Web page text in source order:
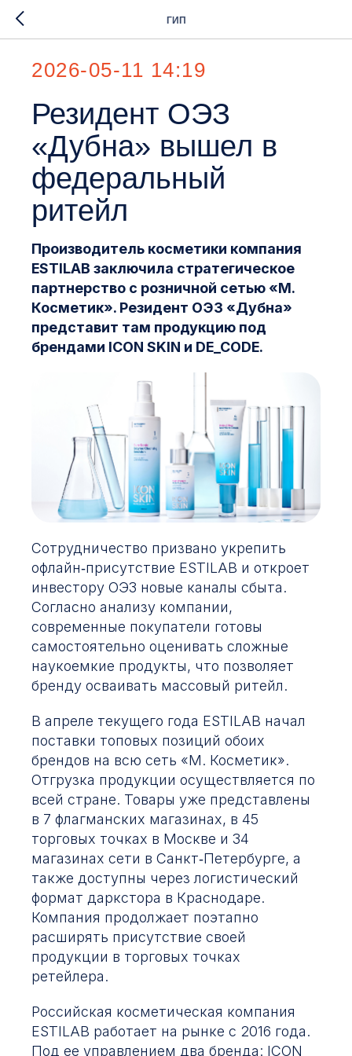
ГИП
2026-05-11 14:19
Резидент ОЭЗ
«Дубна» вышел в
федеральный
ритейл
Производитель косметики компания
ESTILAB заключила стратегическое
партнерство с розничной сетью «М.
Косметик». Резидент ОЭЗ «Дубна»
представит там продукцию под
брендами ICON SKIN и DE_CODE.
Сотрудничество призвано укрепить
офлайн‑присутствие ESTILAB и откроет
инвестору ОЭЗ новые каналы сбыта.
Согласно анализу компании,
современные покупатели готовы
самостоятельно оценивать сложные
наукоемкие продукты, что позволяет
бренду осваивать массовый ритейл.
В апреле текущего года ESTILAB начал
поставки топовых позиций обоих
брендов на всю сеть «М. Косметик».
Отгрузка продукции осуществляется по
всей стране. Товары уже представлены
в 7 флагманских магазинах, в 45
торговых точках в Москве и 34
магазинах сети в Санкт‑Петербурге, а
также доступны через логистический
формат даркстора в Краснодаре.
Компания продолжает поэтапно
расширять присутствие своей
продукции в торговых точках
ретейлера.
Российская косметическая компания
ESTILAB работает на рынке с 2016 года.
Под ее управлением два бренда: ICON